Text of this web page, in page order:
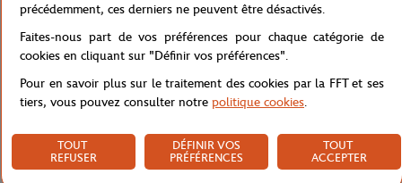
ROLAND GARROS 75,00 €
ROLAND GARROS 37,00 €
précédemment, ces derniers ne peuvent être désactivés.
Faites-nous part de vos préférences pour chaque catégorie de
cookies en cliquant sur "Définir vos préférences".
Pour en savoir plus sur le traitement des cookies par la FFT et ses
tiers, vous pouvez consulter notre politique cookies.
TOUT
REFUSER
DÉFINIR VOS
PRÉFÉRENCES
TOUT
ACCEPTER